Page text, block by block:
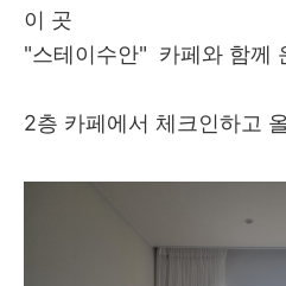
이 곳
"스테이수안" 카페와 함께
2층 카페에서 체크인하고